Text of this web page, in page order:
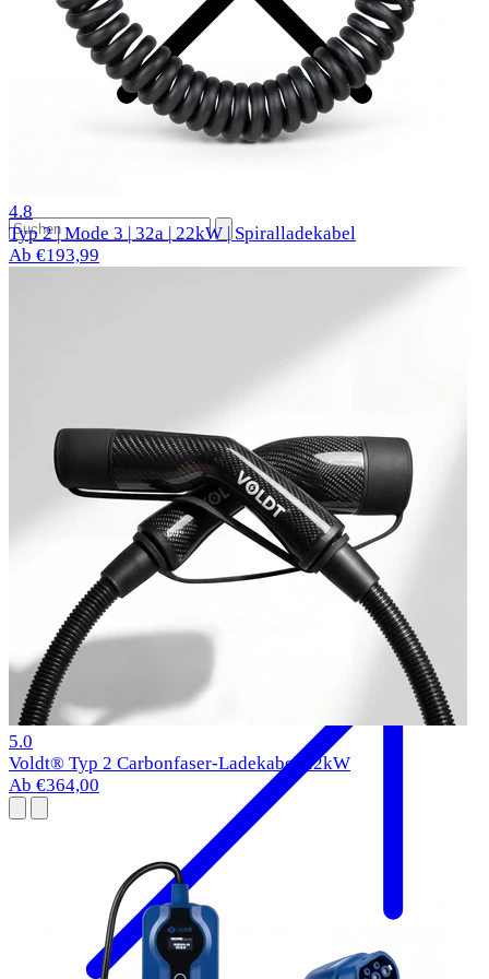
BMW i5 Ladekabel
11 kW
4.8
Typ 2 | Mode 3 | 32a | 22kW | Spiralladekabel
Ab €193,99
5.0
Voldt® Typ 2 Carbonfaser-Ladekabel 22kW
Ab €364,00